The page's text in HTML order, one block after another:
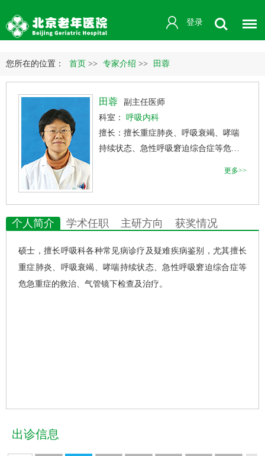
登录
您所在的位置： 首页 >> 专家介绍 >> 田蓉
田蓉
副主任医师
科室： 呼吸内科
擅长：擅长重症肺炎、呼吸衰竭、哮喘
持续状态、急性呼吸窘迫综合症等危急
更多>>
个人简介 学术任职 主研方向 获奖情况
硕士，擅长呼吸科各种常见病诊疗及疑难疾病鉴别，尤其擅长
重症肺炎、呼吸衰竭、哮喘持续状态、急性呼吸窘迫综合症等
危急重症的救治、气管镜下检查及治疗。
出诊信息